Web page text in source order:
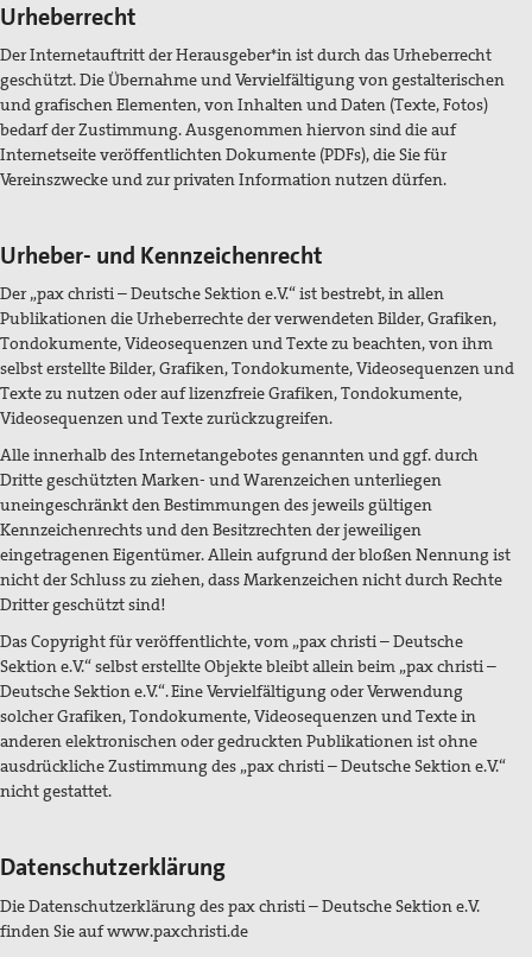
Urheberrecht
Der Internetauftritt der Herausgeber*in ist durch das Urheberrecht
geschützt. Die Übernahme und Vervielfältigung von gestalterischen
und grafischen Elementen, von Inhalten und Daten (Texte, Fotos)
bedarf der Zustimmung. Ausgenommen hiervon sind die auf
Internetseite veröffentlichten Dokumente (PDFs), die Sie für
Vereinszwecke und zur privaten Information nutzen dürfen.
Urheber- und Kennzeichenrecht
Der „pax christi – Deutsche Sektion e.V.“ ist bestrebt, in allen
Publikationen die Urheberrechte der verwendeten Bilder, Grafiken,
Tondokumente, Videosequenzen und Texte zu beachten, von ihm
selbst erstellte Bilder, Grafiken, Tondokumente, Videosequenzen und
Texte zu nutzen oder auf lizenzfreie Grafiken, Tondokumente,
Videosequenzen und Texte zurückzugreifen.
Alle innerhalb des Internetangebotes genannten und ggf. durch
Dritte geschützten Marken- und Warenzeichen unterliegen
uneingeschränkt den Bestimmungen des jeweils gültigen
Kennzeichenrechts und den Besitzrechten der jeweiligen
eingetragenen Eigentümer. Allein aufgrund der bloßen Nennung ist
nicht der Schluss zu ziehen, dass Markenzeichen nicht durch Rechte
Dritter geschützt sind!
Das Copyright für veröffentlichte, vom „pax christi – Deutsche
Sektion e.V.“ selbst erstellte Objekte bleibt allein beim „pax christi –
Deutsche Sektion e.V.“. Eine Vervielfältigung oder Verwendung
solcher Grafiken, Tondokumente, Videosequenzen und Texte in
anderen elektronischen oder gedruckten Publikationen ist ohne
ausdrückliche Zustimmung des „pax christi – Deutsche Sektion e.V.“
nicht gestattet.
Datenschutzerklärung
Die Datenschutzerklärung des pax christi – Deutsche Sektion e.V.
finden Sie auf www.paxchristi.de